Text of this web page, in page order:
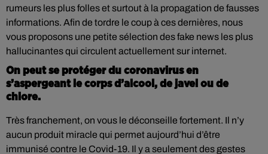
rumeurs les plus folles et surtout à la propagation de fausses
informations. Afin de tordre le coup à ces dernières, nous
vous proposons une petite sélection des fake news les plus
hallucinantes qui circulent actuellement sur internet.
On peut se protéger du coronavirus en
s’aspergeant le corps d’alcool, de javel ou de
chlore.
Très franchement, on vous le déconseille fortement. Il n’y
aucun produit miracle qui permet aujourd’hui d’être
immunisé contre le Covid-19. Il y a seulement des gestes